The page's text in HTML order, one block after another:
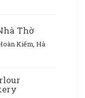
Thờ
Kiếm, Hà